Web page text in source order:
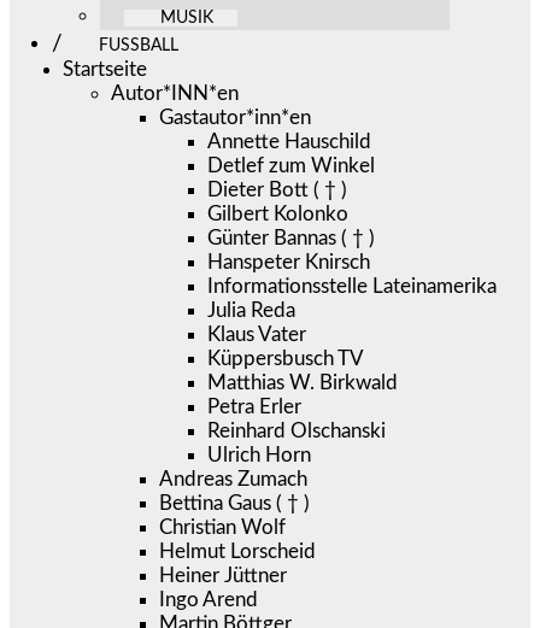
MUSIK
FUSSBALL
Startseite
Autor*INN*en
Gastautor*inn*en
Annette Hauschild
Detlef zum Winkel
Dieter Bott ( † )
Gilbert Kolonko
Günter Bannas ( † )
Hanspeter Knirsch
Informationsstelle Lateinamerika
Julia Reda
Klaus Vater
Küppersbusch TV
Matthias W. Birkwald
Petra Erler
Reinhard Olschanski
Ulrich Horn
Andreas Zumach
Bettina Gaus ( † )
Christian Wolf
Helmut Lorscheid
Heiner Jüttner
Ingo Arend
Martin Böttger